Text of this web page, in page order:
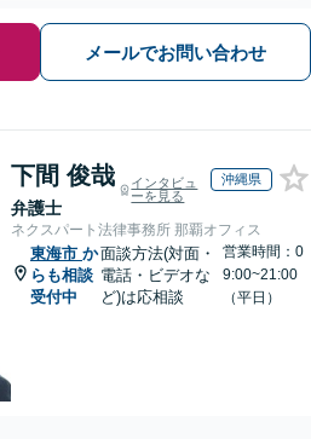
メールでお問い合わせ
下間 俊哉
弁護士
インタビュ
ーを見る
沖縄県
ネクスパート法律事務所 那覇オフィス
東海市 か
らも相談
受付中
面談方法(対面・
電話・ビデオな
ど)は応相談
営業時間：0
9:00~21:00
（平日）